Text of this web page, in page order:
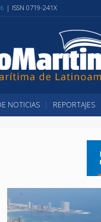
| ISSN 0719-241X
NOTICIAS REPORTAJES